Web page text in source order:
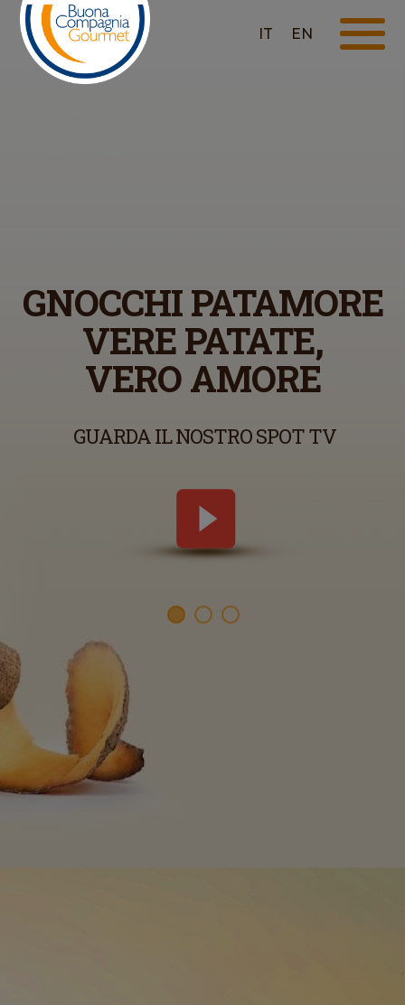
IT EN
GNOCCHI PATAMORE
VERE PATATE,
VERO AMORE
GUARDA IL NOSTRO SPOT TV